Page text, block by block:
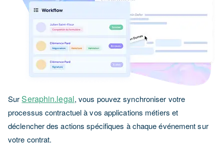
SurSeraphin.legal, vous pouvez synchroniser votre
processus contractuel à vos applications métiers et
déclencher des actions spécifiques à chaque événement sur
votre contrat.